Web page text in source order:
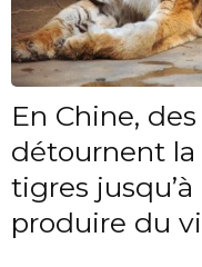
En Chine,
détournent
tigres
produire du